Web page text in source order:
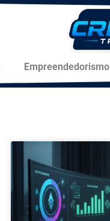
Empreendedorismo